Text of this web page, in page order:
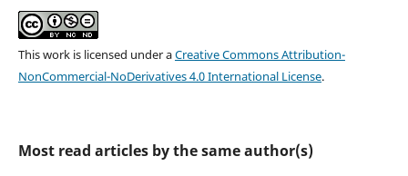
This work is licensed under aCreative Commons Attribution-
NonCommercial-NoDerivatives 4.0 International License.
Most read articles by the same author(s)